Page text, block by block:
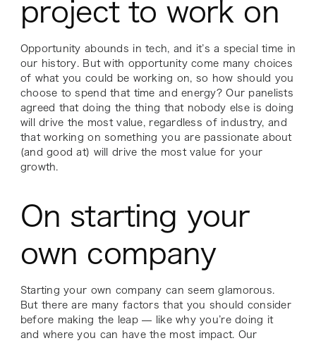
project to work on
Opportunity abounds in tech, and it’s a special time in
our history. But with opportunity come many choices
of what you could be working on, so how should you
choose to spend that time and energy? Our panelists
agreed that doing the thing that nobody else is doing
will drive the most value, regardless of industry, and
that working on something you are passionate about
(and good at) will drive the most value for your
growth.
On starting your
own company
Starting your own company can seem glamorous.
But there are many factors that you should consider
before making the leap — like why you’re doing it
and where you can have the most impact. Our